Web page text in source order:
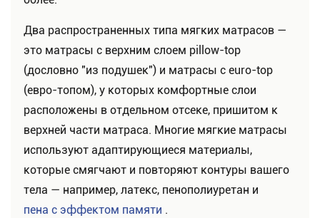
Два распространенных типа мягких матрасов —
это матрасы с верхним слоем pillow-top
(дословно "из подушек") и матрасы с euro-top
(евро-топом), у которых комфортные слои
расположены в отдельном отсеке, пришитом к
верхней части матраса. Многие мягкие матрасы
используют адаптирующиеся материалы,
которые смягчают и повторяют контуры вашего
тела — например, латекс, пенополиуретан и
пена с эффектом памяти .